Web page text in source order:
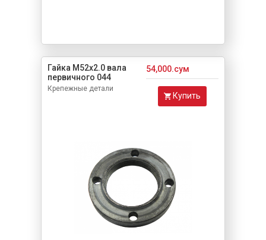
Гайка М52х2.0 вала
первичного 044
Крепежные детали
54,000.сум
Купить